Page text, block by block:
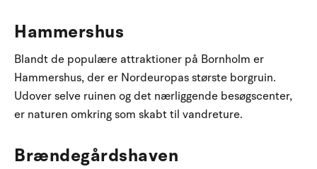
Hammershus
Blandt de populære attraktioner på Bornholm er
Hammershus, der er Nordeuropas største borgruin.
Udover selve ruinen og det nærliggende besøgscenter,
er naturen omkring som skabt til vandreture.
Brændegårdshaven